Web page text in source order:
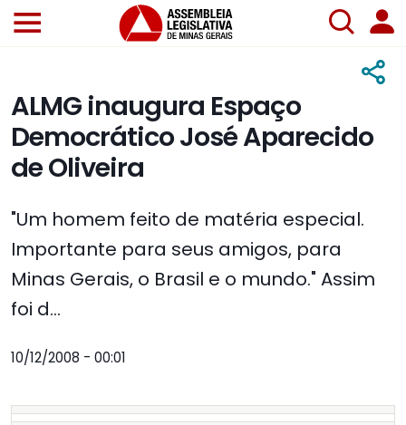
ALMG inaugura Espaço
Democrático José Aparecido
de Oliveira
"Um homem feito de matéria especial.
Importante para seus amigos, para
Minas Gerais, o Brasil e o mundo." Assim
foi d...
10/12/2008 - 00:01